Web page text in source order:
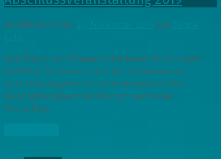
Veröffentlicht am von
Den Traum vom Fliegen live erleben Im Nu waren
die Plätze für dieses Event der Extraklasse am
25.11.2019 ausgebucht und noch während der
Veranstaltung kam der Wunsch nach einer
Neuauflage